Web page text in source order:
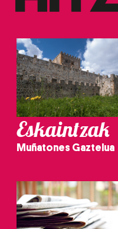
Eskaintzak
Muñatones Gaztelua